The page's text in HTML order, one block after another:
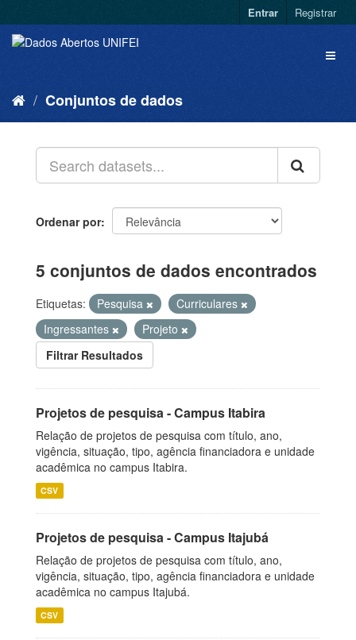
Entrar Registrar
Conjuntos de dados
Ordenar por
5 conjuntos de dados encontrados
Etiquetas: Pesquisa
Curriculares
Ingressantes
Projeto
Filtrar Resultados
Projetos de pesquisa - Campus Itabira
Relação de projetos de pesquisa com título, ano,
vigência, situação, tipo, agência financiadora e unidade
acadêmica no campus Itabira.
CSV
Projetos de pesquisa - Campus Itajubá
Relação de projetos de pesquisa com título, ano,
vigência, situação, tipo, agência financiadora e unidade
acadêmica no campus Itajubá.
CSV